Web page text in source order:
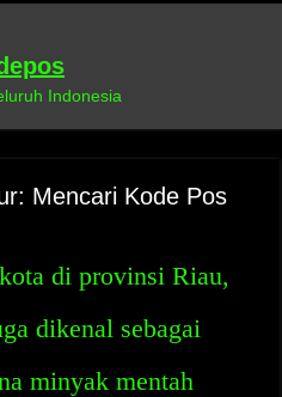
Indonesia
Mencari Kode Pos
di provinsi Riau,
dikenal sebagai
minyak mentah